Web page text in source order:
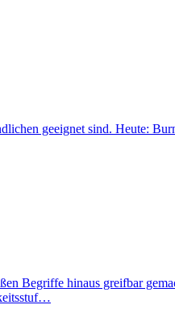
geeignet sind. Heute:
Begriffe hinaus greifbar